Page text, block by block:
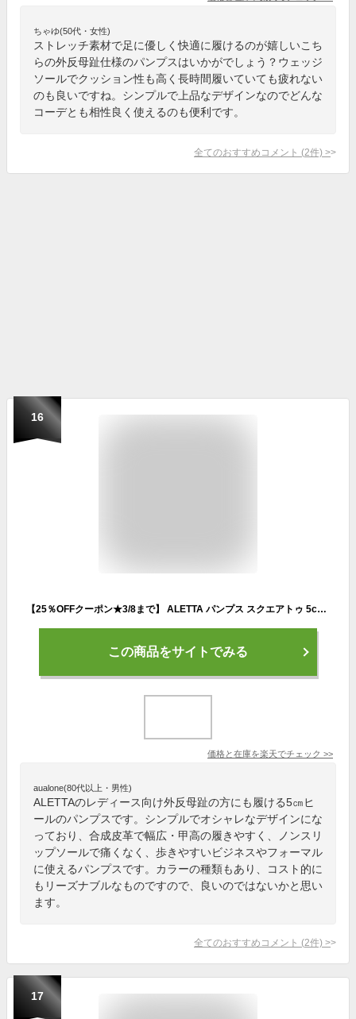
ちゃゆ(50代・女性)
ストレッチ素材で足に優しく快適に履けるのが嬉しいこち
らの外反母趾仕様のパンプスはいかがでしょう？ウェッジ
ソールでクッション性も高く長時間履いていても疲れない
のも良いですね。シンプルで上品なデザインなのでどんな
コーデとも相性良く使えるのも便利です。
全てのおすすめコメント (2件) >
16
【25％OFFクーポン★3/8まで】 ALETTA パンプス スクエアトゥ 5cmヒール レディース 外反母趾 甲高 幅広 全14色 黒 20-27cm 送料無料 ※沖縄除く 究極のプレーン アレッタ ビジネス リクルート 通勤 冠婚葬祭 シューズ オフィス 走れる 痛くない 歩きやすい フォーマル
この商品をサイトでみる
価格と在庫を楽天でチェック >>
aualone(80代以上・男性)
ALETTAのレディース向け外反母趾の方にも履ける5㎝ヒ
ールのパンプスです。シンプルでオシャレなデザインにな
っており、合成皮革で幅広・甲高の履きやすく、ノンスリ
ップソールで痛くなく、歩きやすいビジネスやフォーマル
に使えるパンプスです。カラーの種類もあり、コスト的に
もリーズナブルなものですので、良いのではないかと思い
ます。
全てのおすすめコメント (2件) >
17